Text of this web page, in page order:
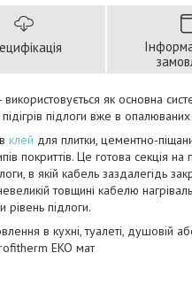
як основна
підлоги вже в
клей для плитки, цементно-
покриттів. Це готова секція на
в якій кабель заздалегідь
товщині кабелю
підлоги.
в кухні, туалеті, душовій
EKO мат